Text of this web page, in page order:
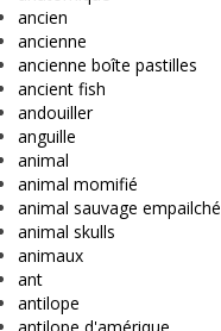
ancien
ancienne
ancienne boîte pastilles
ancient fish
andouiller
anguille
animal
animal momifié
animal sauvage empailché
animal skulls
animaux
ant
antilope
antilope d'amérique